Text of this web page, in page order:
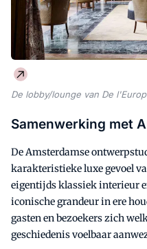
De lobby/lounge van De
Samenwerking met
De Amsterdamse
karakteristieke luxe gevoel
eigentijds klassiek interieur
iconische grandeur in ere
gasten en bezoekers zich
geschiedenis voelbaar